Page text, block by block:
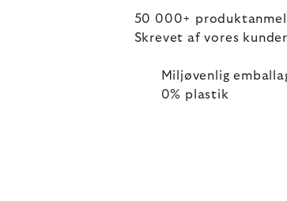
50 000+
Skrevet af vores kunder
Miljøvenlig
0% plastik